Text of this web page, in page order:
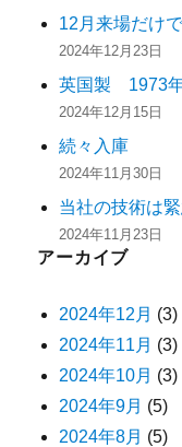
12月来場だけ
2024年12月23日
英国製 1973
2024年12月15日
続々入庫
2024年11月30日
当社の技術は
2024年11月23日
アーカイブ
2024年12月 (3)
2024年11月 (3)
2024年10月 (3)
2024年9月 (5)
2024年8月 (5)